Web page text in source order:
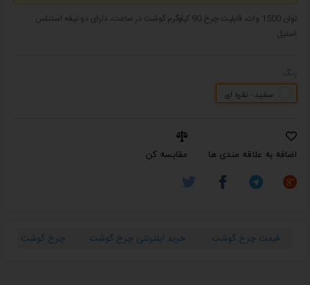
توان 1500 وات، قابلیت چرخ 90 کیلوگرم گوشت در ساعت، دارای دو تیغه استنلس
استیل
سفید - نقره ای
اضافه به علاقه مندی ها مقایسه کن
قیمت چرخ گوشت خرید اینترنتی چرخ گوشت چرخ گوشت ارزان